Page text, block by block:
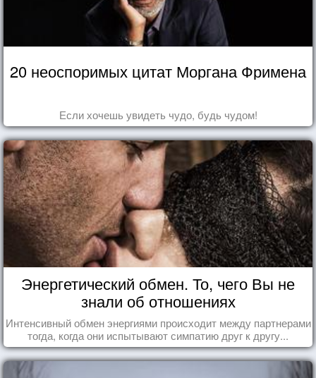
20 неоспоримых цитат Моргана Фримена
Если хочешь увидеть чудо, будь чудом!
Энергетический обмен. То, чего Вы не
знали об отношениях
Интенсивный обмен энергиями происходит между партнерами
тогда, когда они испытывают симпатию друг к другу...